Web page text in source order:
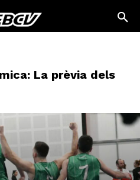
La prèvia dels